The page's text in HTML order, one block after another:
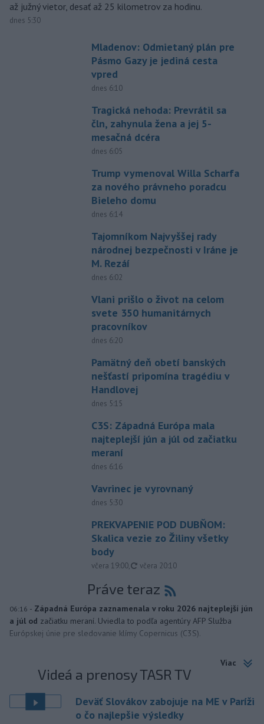
až južný vietor, desať až 25 kilometrov za hodinu.
dnes 5:30
Mladenov: Odmietaný plán pre
Pásmo Gazy je jediná cesta
vpred
dnes 6:10
Tragická nehoda: Prevrátil sa
čln, zahynula žena a jej 5-
mesačná dcéra
dnes 6:05
Trump vymenoval Willa Scharfa
za nového právneho poradcu
Bieleho domu
dnes 6:14
Tajomníkom Najvyššej rady
národnej bezpečnosti v Iráne je
M. Rezáí
dnes 6:02
Vlani prišlo o život na celom
svete 350 humanitárnych
pracovníkov
dnes 6:20
Pamätný deň obetí banských
nešťastí pripomína tragédiu v
Handlovej
dnes 5:15
C3S: Západná Európa mala
najteplejší jún a júl od začiatku
meraní
dnes 6:16
Vavrinec je vyrovnaný
dnes 5:30
PREKVAPENIE POD DUBŇOM:
Skalica vezie zo Žiliny všetky
body
včera 19:00, aktualizované
včera 20:10
Práve teraz
06:16 - Západná Európa zaznamenala v roku 2026 najteplejší jún
a júl od začiatku meraní. Uviedla to podľa agentúry AFP Služba
Európskej únie pre sledovanie klímy Copernicus (C3S).
Viac
Videá a prenosy TASR TV
Deväť Slovákov zabojuje na ME v Paríži
o čo najlepšie výsledky